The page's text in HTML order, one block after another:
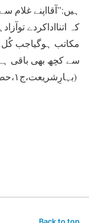
ہیں:”آقااپنے
کہ اتنااداکردے
مکاتب ہوگیاجب کُل
سے کچھ بھی
(بہارِشریعت،ج۱،حصہ ۹،ص۹)